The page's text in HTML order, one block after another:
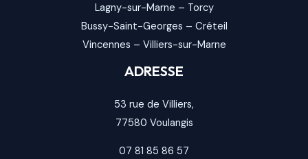
Lagny-sur-Marne – Torcy
Bussy-Saint-Georges – Créteil
Vincennes – Villiers-sur-Marne
ADRESSE
53 rue de Villiers,
77580 Voulangis
07 81 85 86 57